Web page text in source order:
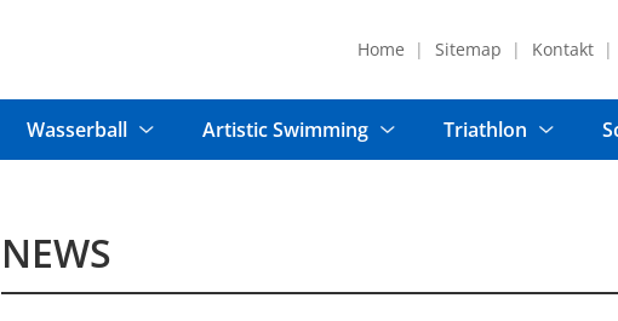
Home Sitemap Kontakt
Wasserball Artistic Swimming Triathlon
NEWS